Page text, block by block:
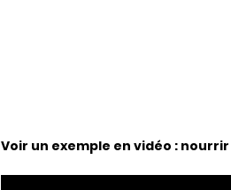
Voir un exemple en vidéo :